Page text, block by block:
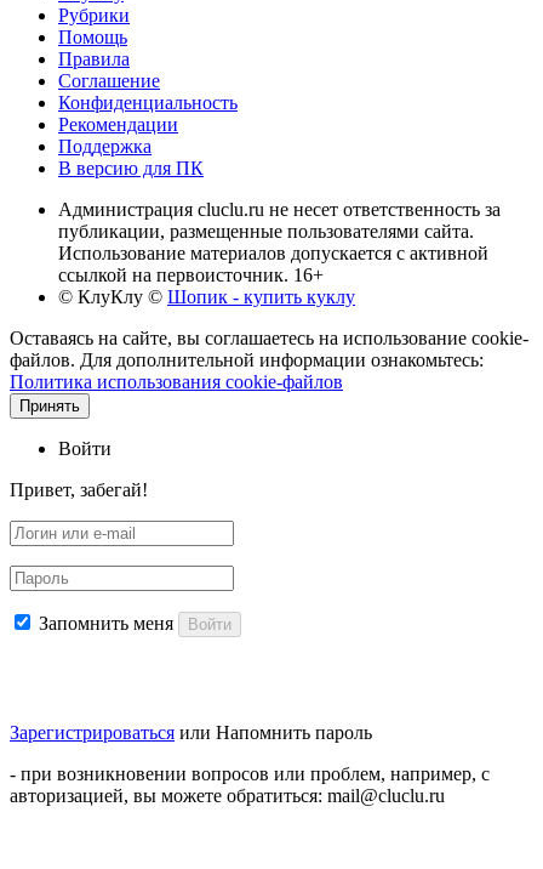
Рубрики
Помощь
Правила
Соглашение
Конфиденциальность
Рекомендации
Поддержка
В версию для ПК
Администрация cluclu.ru не несет ответственность за
публикации, размещенные пользователями сайта.
Использование материалов допускается с активной
ссылкой на первоисточник. 16+
© КлуКлу © Шопик - купить куклу
Оставаясь на сайте, вы соглашаетесь на использование cookie-
файлов. Для дополнительной информации ознакомьтесь:
Политика использования cookie-файлов
Принять
Войти
Привет, забегай!
Запомнить меня Войти
Зарегистрироваться или Напомнить пароль
- при возникновении вопросов или проблем, например, с
авторизацией, вы можете обратиться: mail@cluclu.ru